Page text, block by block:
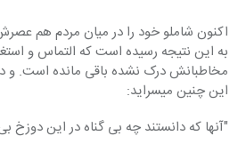
به این نتیجه رسیده است که التماس و
مخاطبانش درک نشده باقی مانده است. و
این چنین میسراید:
"آنها که دانستند چه بی گناه در این دوزخ